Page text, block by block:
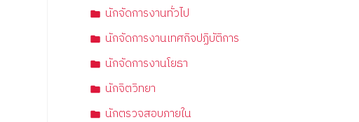
นักจัดการงานทั่วไป
นักจัดการงานเทศกิจปฏิบัติการ
นักจัดการงานโยธา
นักจิตวิทยา
นักตรวจสอบภายใน